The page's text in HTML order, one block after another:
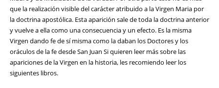
que la realización visible del carácter atribuido a la Virgen Maria por
la doctrina apostólica. Esta aparición sale de toda la doctrina anterior
y vuelve a ella como una consecuencia y un efecto. Es la misma
Virgen dando fe de sí misma como la daban los Doctores y los
oráculos de la fe desde San Juan Si quieren leer más sobre las
apariciones de la Virgen en la historia, les recomiendo leer los
siguientes libros.